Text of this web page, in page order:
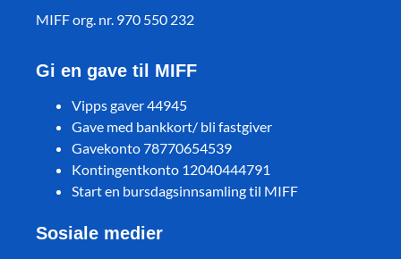
MIFF org. nr. 970 550 232
Gi en gave til MIFF
Vipps gaver 44945
Gave med bankkort/ bli fastgiver
Gavekonto 78770654539
Kontingentkonto 12040444791
Start en bursdagsinnsamling til MIFF
Sosiale medier